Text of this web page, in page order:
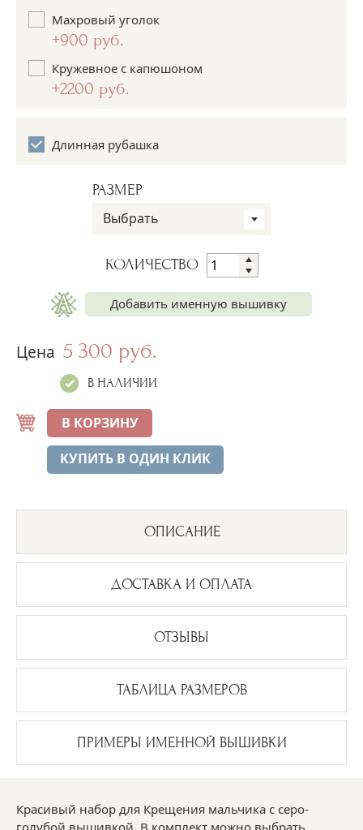
Махровый уголок
+900 руб.
Кружевное с капюшоном
+2200 руб.
Длинная рубашка
РАЗМЕР
Выбрать
КОЛИЧЕСТВО
Добавить именную вышивку
Имя на рубашке
+250 руб.
Имя на полотенце
+300 руб.
Дата на полотенце
+300 руб.
Цена 5 300 руб.
В НАЛИЧИИ
В КОРЗИНУ
КУПИТЬ В ОДИН КЛИК
ОПИСАНИЕ
ДОСТАВКА И ОПЛАТА
ПРИМЕРЫ ИМЕННОЙ ВЫШИВКИ
ТАБЛИЦА РАЗМЕРОВ
ОТЗЫВЫ
Красивый набор для Крещения мальчика с серо-
голубой вышивкой. В комплект можно выбрать